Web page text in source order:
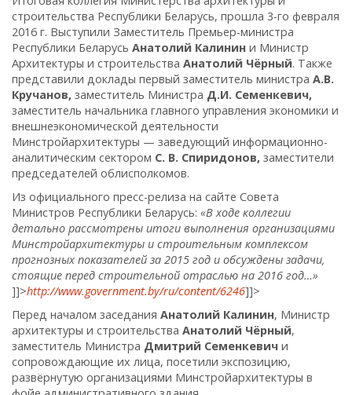
строительства Республики Беларусь, прошла 3-го февраля
2016 г. Выступили Заместитель Премьер-министра
Республики Беларусь Анатолий Калинин и Министр
Архитектуры и строительства Анатолий Чёрный. Также
представили доклады первый заместитель министра А.В.
Кручанов, заместитель Министра Д.И. Семенкевич,
заместитель начальника главного управления экономики и
внешнеэкономической деятельности
Минстройархитектуры — заведующий информационно-
аналитическим сектором С. В. Спиридонов, заместители
председателей облисполкомов.
Из официального пресс-релиза на сайте Совета
Министров Республики Беларусь: «В ходе коллегии
детально рассмотрены итоги выполнения организациями
Минстройархитектуры и строительным комплексом
прогнозных показателей за 2015 год и обсуждены задачи,
стоящие перед строительной отраслью на 2016 год…»
]]>http://www.government.by/ru/content/6246]]>
Перед началом заседания Анатолий Калинин, Министр
архитектуры и строительства Анатолий Чёрный,
заместитель Министра Дмитрий Семенкевич и
сопровождающие их лица, посетили экспозицию,
развёрнутую организациями Минстройархитектуры в